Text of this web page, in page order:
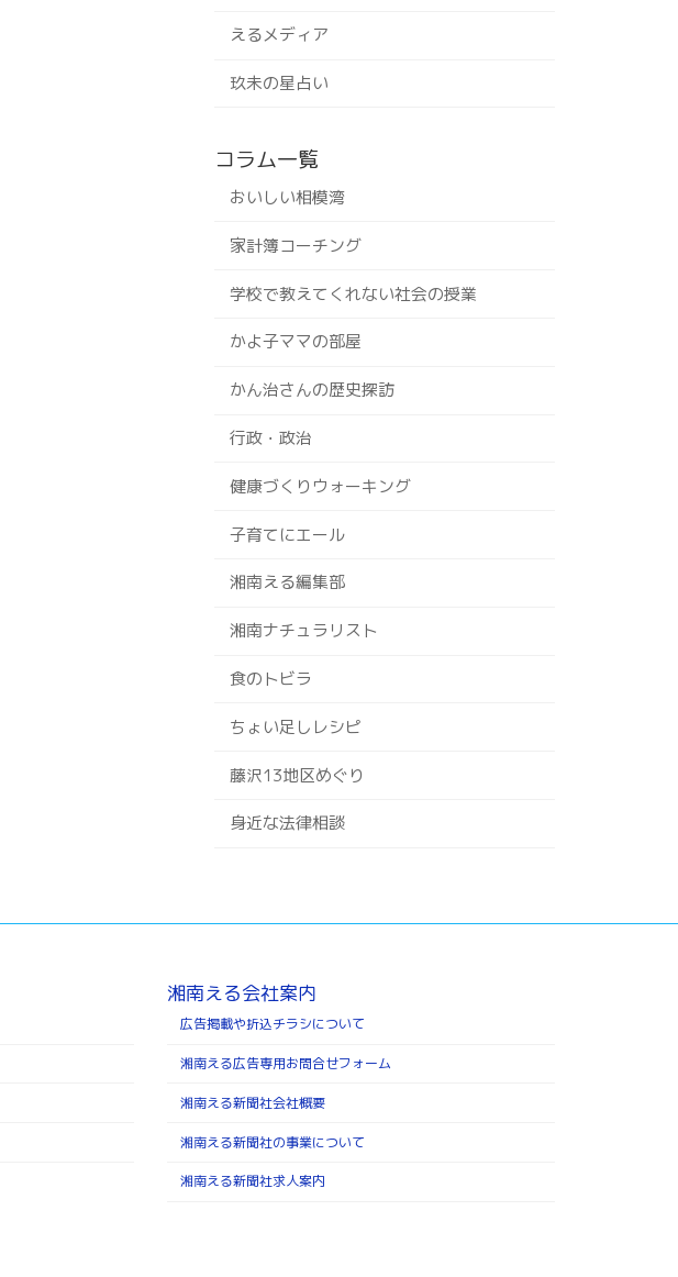
えるメディア
玖未の星占い
コラム一覧
おいしい相模湾
家計簿コーチング
学校で教えてくれない社会の授業
かよ子ママの部屋
かん治さんの歴史探訪
行政・政治
健康づくりウォーキング
子育てにエール
湘南える編集部
湘南ナチュラリスト
食のトビラ
ちょい足しレシピ
藤沢13地区めぐり
身近な法律相談
湘南える会社案内
広告掲載や折込チラシについて
湘南える広告専用お問合せフォーム
湘南える新聞社会社概要
湘南える新聞社の事業について
湘南える新聞社求人案内